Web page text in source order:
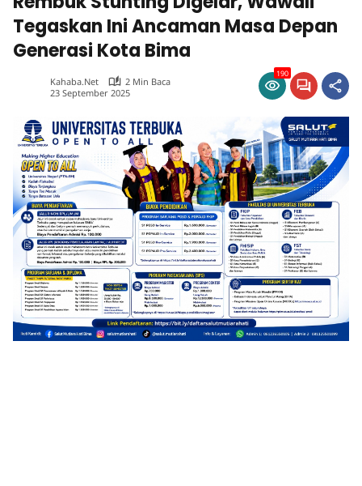
Tegaskan Ini Ancaman Masa Depan
Generasi Kota Bima
Kahaba.net
2 Min Baca
23 September 2025
190